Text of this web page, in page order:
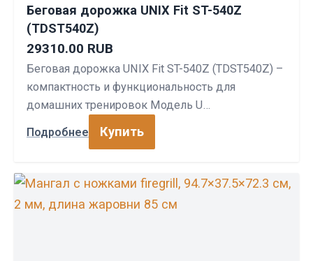
Беговая дорожка UNIX Fit ST-540Z
(TDST540Z)
29310.00 RUB
Беговая дорожка UNIX Fit ST-540Z (TDST540Z) –
компактность и функциональность для
домашних тренировок Модель U…
Подробнее Купить